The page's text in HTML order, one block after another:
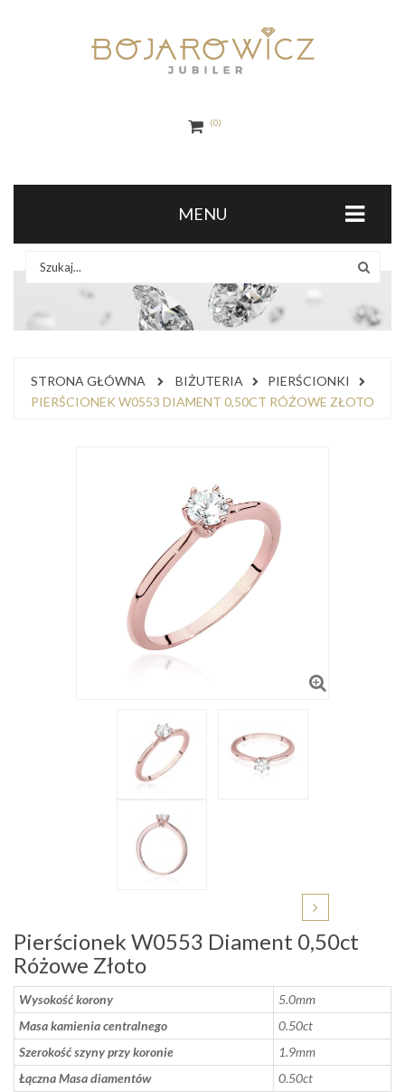
0
MENU
STRONA GŁÓWNA BIŻUTERIA
PIERŚCIONKI
PIERŚCIONEK W0553 DIAMENT 0,50CT RÓŻOWE ZŁOTO
Pierścionek W0553 Diament 0,50ct
Różowe Złoto
Wysokość korony
5.0mm
Masa kamienia centralnego
0.50ct
Szerokość szyny przy koronie
1.9mm
Łączna Masa diamentów
0.50ct